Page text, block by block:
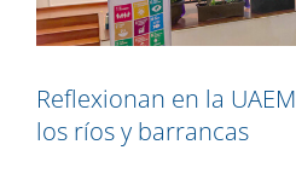
Reflexionan en la
los ríos y barrancas